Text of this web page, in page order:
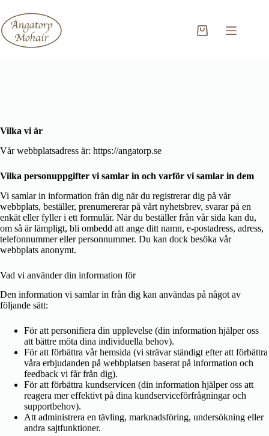
innehåll
Varukorg
Vilka vi är
Vår webbplatsadress är: https://angatorp.se
Vilka personuppgifter vi samlar in och varför vi samlar in dem
Vi samlar in information från dig när du registrerar dig på vår
webbplats, beställer, prenumererar på vårt nyhetsbrev, svarar på en
enkät eller fyller i ett formulär. När du beställer från vår sida kan du,
om så är lämpligt, bli ombedd att ange ditt namn, e-postadress, adress,
telefonnummer eller personnummer. Du kan dock besöka vår
webbplats anonymt.
Vad vi använder din information för
Den information vi samlar in från dig kan användas på något av
följande sätt:
För att personifiera din upplevelse (din information hjälper oss
att bättre möta dina individuella behov).
För att förbättra vår hemsida (vi strävar ständigt efter att förbättra
våra erbjudanden på webbplatsen baserat på information och
feedback vi får från dig).
För att förbättra kundservicen (din information hjälper oss att
reagera mer effektivt på dina kundserviceförfrågningar och
supportbehov).
Att administrera en tävling, marknadsföring, undersökning eller
andra sajtfunktioner.